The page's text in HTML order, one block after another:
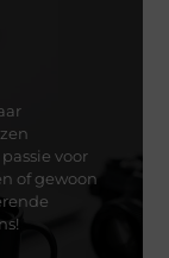
voor
of gewoon